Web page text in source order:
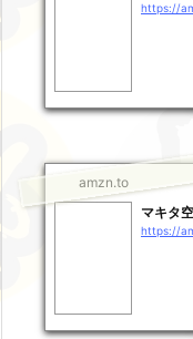
https://
amzn.to
マキタ
https://